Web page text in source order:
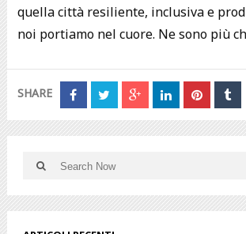
quella città resiliente, inclusiva e
noi portiamo nel cuore. Ne sono più
SHARE